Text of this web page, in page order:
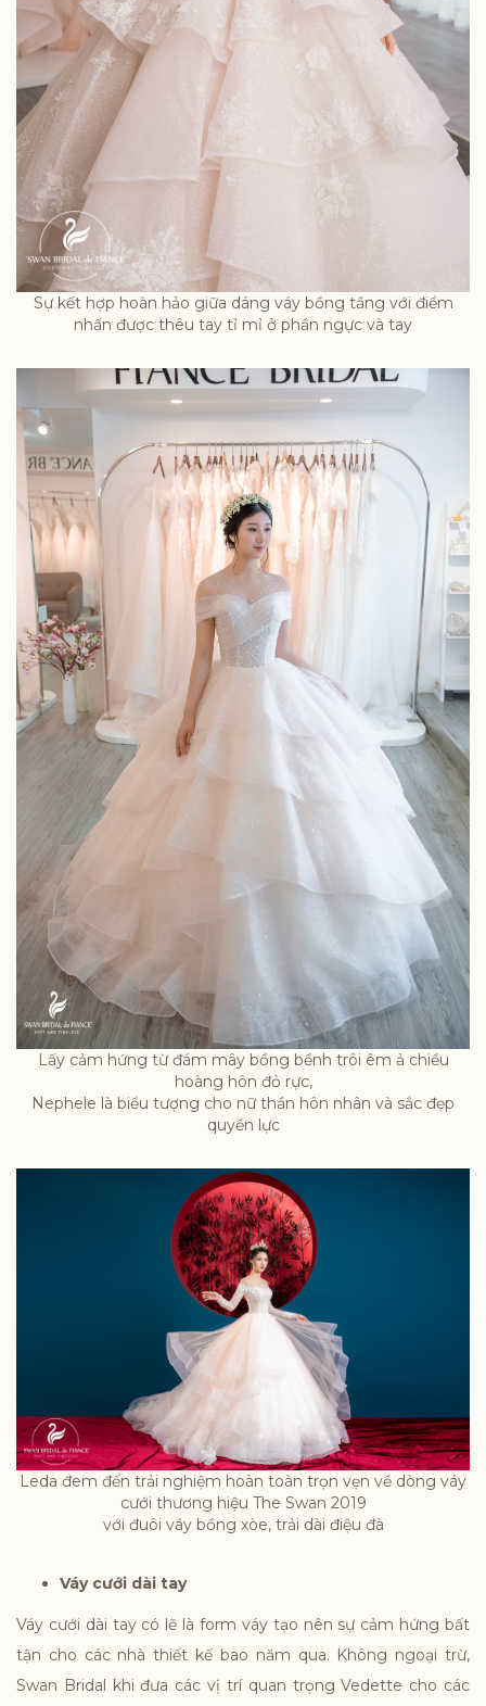
Sự kết hợp hoàn hảo giữa dáng váy bồng tầng với điểm
nhấn được thêu tay tỉ mỉ ở phần ngực và tay
Lấy cảm hứng từ đám mây bồng bềnh trôi êm ả chiều
hoàng hôn đỏ rực,
Nephele là biểu tượng cho nữ thần hôn nhân và sắc đẹp
quyền lực
Leda đem đến trải nghiệm hoàn toàn trọn vẹn về dòng váy
cưới thương hiệu The Swan 2019
với đuôi váy bồng xòe, trải dài điệu đà
Váy cưới dài tay
Váy cưới dài tay có lẽ là form váy tạo nên sự cảm hứng bất
tận cho các nhà thiết kế bao năm qua. Không ngoại trừ,
Swan Bridal khi đưa các vị trí quan trọng Vedette cho các